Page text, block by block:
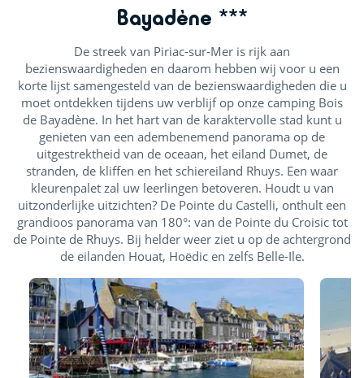
Bayadène ***
De streek van Piriac-sur-Mer is rijk aan
bezienswaardigheden en daarom hebben wij voor u een
korte lijst samengesteld van de bezienswaardigheden die u
moet ontdekken tijdens uw verblijf op onze camping Bois
de Bayadène. In het hart van de karaktervolle stad kunt u
genieten van een adembenemend panorama op de
uitgestrektheid van de oceaan, het eiland Dumet, de
stranden, de kliffen en het schiereiland Rhuys. Een waar
kleurenpalet zal uw leerlingen betoveren. Houdt u van
uitzonderlijke uitzichten? De Pointe du Castelli, onthult een
grandioos panorama van 180°: van de Pointe du Croisic tot
de Pointe de Rhuys. Bij helder weer ziet u op de achtergrond
de eilanden Houat, Hoëdic en zelfs Belle-Ile.